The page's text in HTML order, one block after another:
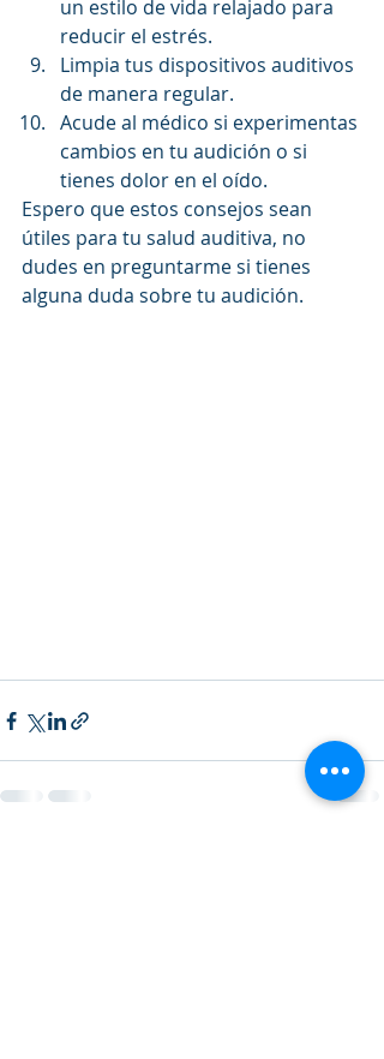
un estilo de vida relajado para
reducir el estrés.
Limpia tus dispositivos auditivos
de manera regular.
Acude al médico si experimentas
cambios en tu audición o si
tienes dolor en el oído.
Espero que estos consejos sean
útiles para tu salud auditiva, no
dudes en preguntarme si tienes
alguna duda sobre tu audición.